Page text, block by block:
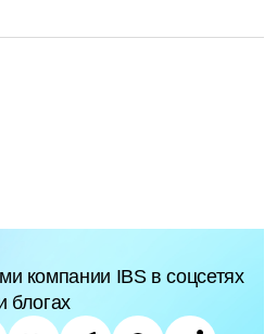
компании IBS в соцсетях
блогах